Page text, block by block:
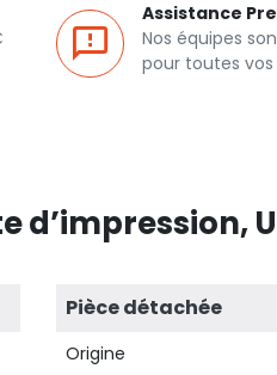
Assistance
Nos équipes
pour toutes
Pièce détachée
Origine